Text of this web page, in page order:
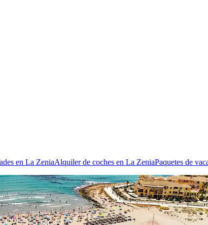
en La ZeniaAlquiler de coches en La ZeniaPaquetes de